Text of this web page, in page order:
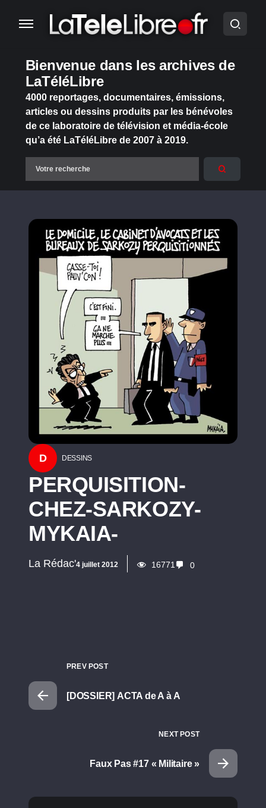
Bienvenue dans les archives de
LaTéléLibre
4000 reportages, documentaires, émissions,
articles ou dessins produits par les bénévoles
de ce laboratoire de télévision et média-école
qu’a été LaTéléLibre de 2007 à 2019.
D DESSINS
PERQUISITION-
CHEZ-SARKOZY-
MYKAIA-
La Rédac'4 juillet 2012 16771 0
PREV POST
[DOSSIER] ACTA de A à A
NEXT POST
Faux Pas #17 « Militaire »